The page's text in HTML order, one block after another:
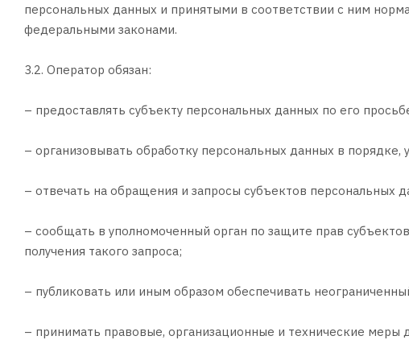
персональных данных и принятыми в соответствии с ним
федеральными законами.
3.2. Оператор обязан:
– предоставлять субъекту персональных данных по его
– организовывать обработку персональных данных в
– отвечать на обращения и запросы субъектов персональных
– сообщать в уполномоченный орган по защите прав
получения такого запроса;
– публиковать или иным образом обеспечивать
– принимать правовые, организационные и технические меры